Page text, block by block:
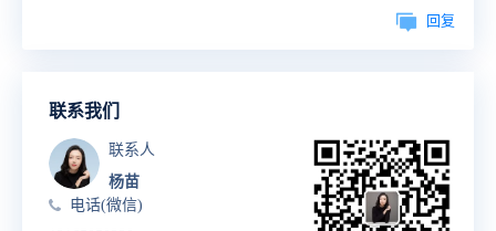
回复
联系我们
联系人
杨苗
电话(微信)